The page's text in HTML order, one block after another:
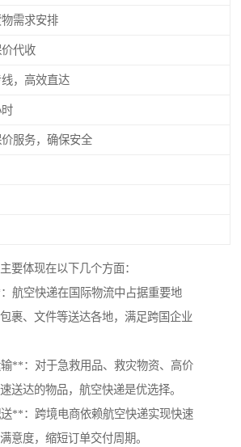
需求安排
代收
线，高效直达
服务，确保安全
要体现在以下几个方面：
航空快递在国际物流中占据重要地
裹、文件等送达各地，满足跨国企业
**：对于急救用品、救灾物资、高价
送达的物品，航空快递是优选择。
**：跨境电商依赖航空快递实现快速
意度，缩短订单交付周期。